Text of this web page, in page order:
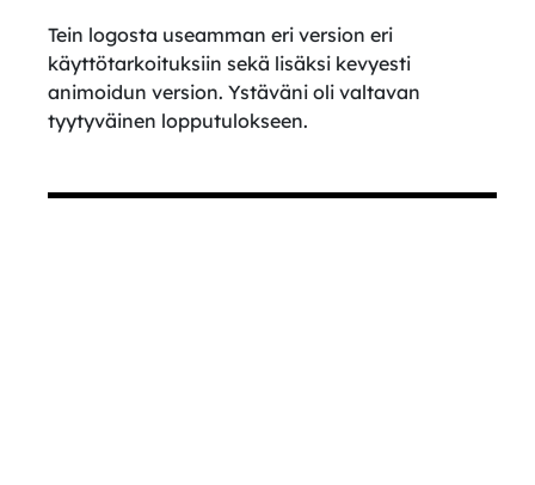
Tein logosta useamman eri version eri
käyttötarkoituksiin sekä lisäksi kevyesti
animoidun version. Ystäväni oli valtavan
tyytyväinen lopputulokseen.